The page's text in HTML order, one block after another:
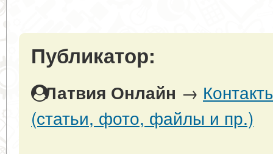
Публикатор:
Латвия Онлайн →
(статьи, фото, файлы и пр.)